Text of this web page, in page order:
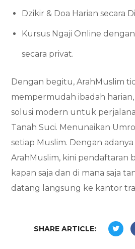
Dzikir & Doa Harian secara
Kursus Ngaji Online
secara privat.
Dengan begitu, ArahMuslim
mempermudah ibadah
solusi modern untuk
Tanah Suci. Menunaikan
setiap Muslim. Dengan
ArahMuslim, kini pendaftaran
kapan saja dan di mana saja
datang langsung ke kantor
SHARE ARTICLE: